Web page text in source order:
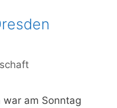
war am Sonntag